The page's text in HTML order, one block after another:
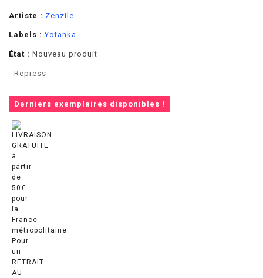
Artiste : Zenzile
Labels : Yotanka
État : Nouveau produit
- Repress
Derniers exemplaires disponibles !